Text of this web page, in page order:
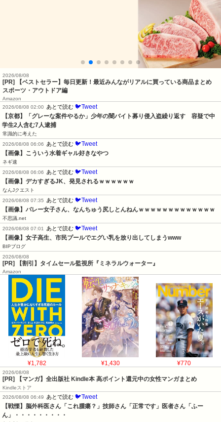
2026/08/08
[PR] 【ベストセラー】毎日更新！最近みんながリアルに買っている商品まとめ
スポーツ・アウトドア編
Amazon
2026/08/08 02:00
あとで読む 🐦Tweet
【京都】「グレーな案件やるか」少年の闇バイト募り侵入盗繰り返す　容疑で中
学生2人含む7人逮捕
常識的に考えた
2026/08/08 06:06
あとで読む 🐦Tweet
【画像】こういう水着ギャル好きなやつ
ネギ速
2026/08/08 06:06
あとで読む 🐦Tweet
【画像】デカすぎるJK、発見されるｗｗｗｗｗｗ
なんJクエスト
2026/08/08 07:35
あとで読む 🐦Tweet
【画像】バレー女子さん、なんちゅう尻しとんねんｗｗｗｗｗｗｗｗｗｗｗｗｗ
不思議.net
2026/08/08 07:01
あとで読む 🐦Tweet
【画像】女子高生、市民プールでエグい乳を放り出してしまうwww
BIPブログ
2026/08/08
[PR] 【割引】タイムセール監視所『ミネラルウォーター』
Amazon
¥1,782 ¥1,430 ¥770
2026/08/08
[PR] 【マンガ】全出版社 Kindle本 高ポイント還元中の女性マンガまとめ
Kindleストア
2026/08/08 06:49
あとで読む 🐦Tweet
【戦慄】脳外科医さん「これ腫瘍？」技師さん「正常です」医者さん「ふー
ん」・・・・・・・・・